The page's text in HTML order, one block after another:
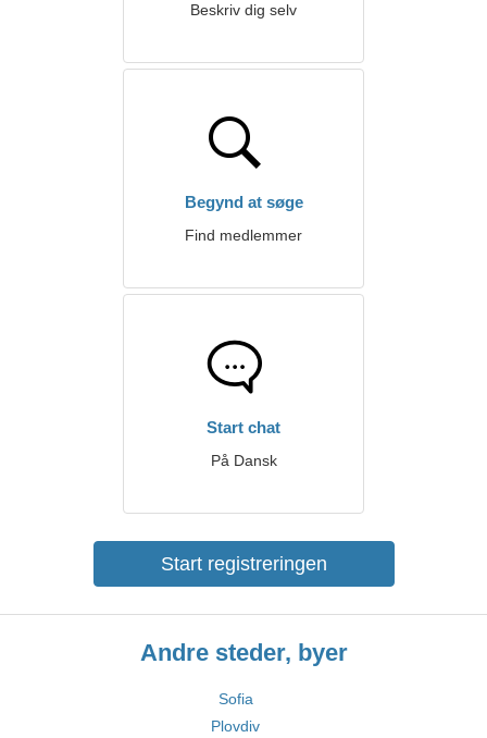
Beskriv dig selv
Begynd at søge
Find medlemmer
Start chat
På Dansk
Start registreringen
Andre steder, byer
Sofia
Plovdiv